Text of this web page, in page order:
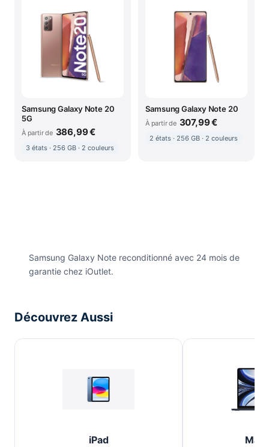
Samsung Galaxy Note 20
5G
À partir de 386,99 €
3 états · 256 GB · 2 couleurs
Samsung Galaxy Note 20
À partir de 307,99 €
2 états · 256 GB · 2 couleurs
Samsung Galaxy Note reconditionné avec 24 mois de
garantie chez iOutlet.
Découvrez Aussi
iPad